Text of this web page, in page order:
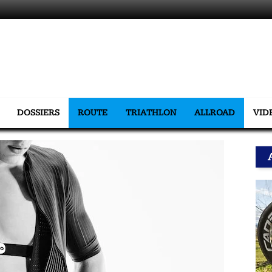
DOSSIERS ROUTE TRIATHLON ALLROAD